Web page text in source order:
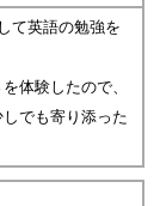
て英語の勉強を
体験したので、
でも寄り添った